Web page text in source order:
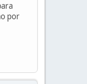
por